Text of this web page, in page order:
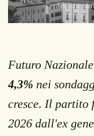
Sessione
Futuro
4,3% nei
cresce. Il partito
2026 dall'ex